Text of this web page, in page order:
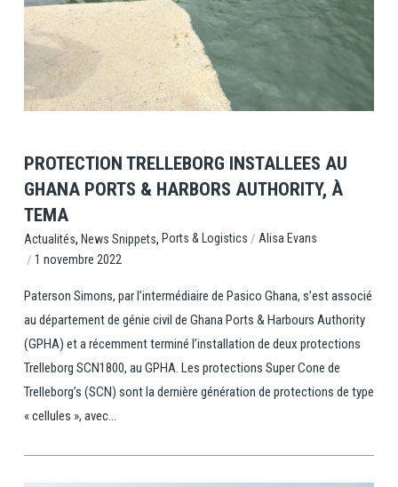
PROTECTION TRELLEBORG INSTALLEES AU
GHANA PORTS & HARBORS AUTHORITY, À
TEMA
Actualités, News Snippets, Ports & Logistics / Alisa Evans
/ 1 novembre 2022
Paterson Simons, par l’intermédiaire de Pasico Ghana, s’est associé
au département de génie civil de Ghana Ports & Harbours Authority
(GPHA) et a récemment terminé l’installation de deux protections
Trelleborg SCN1800, au GPHA. Les protections Super Cone de
Trelleborg’s (SCN) sont la dernière génération de protections de type
« cellules », avec...